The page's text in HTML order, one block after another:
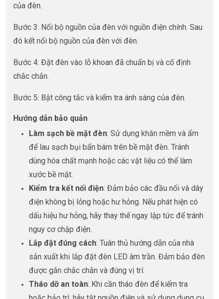
của đèn.
Bước 3: Nối bộ nguồn của đèn với nguồn điện chính. Sau
đó kết nối bộ nguồn của đèn với đèn.
Bước 4: Đặt đèn vào lỗ khoan đã chuẩn bị và cố định
chắc chắn.
Bước 5: Bật công tắc và kiểm tra ánh sáng của đèn.
Hướng dẫn bảo quản
Làm sạch bề mặt đèn: Sử dụng khăn mềm và ẩm
để lau sạch bụi bẩn bám trên bề mặt đèn. Tránh
dùng hóa chất mạnh hoặc các vật liệu có thể làm
xước bề mặt.
Kiểm tra kết nối điện: Đảm bảo các đầu nối và dây
điện không bị lỏng hoặc hư hỏng. Nếu phát hiện có
dấu hiệu hư hỏng, hãy thay thế ngay lập tức để tránh
nguy cơ chập điện.
Lắp đặt đúng cách: Tuân thủ hướng dẫn của nhà
sản xuất khi lắp đặt đèn LED âm trần. Đảm bảo đèn
được gắn chắc chắn và đúng vị trí.
Tháo dỡ an toàn: Khi cần tháo đèn để kiểm tra